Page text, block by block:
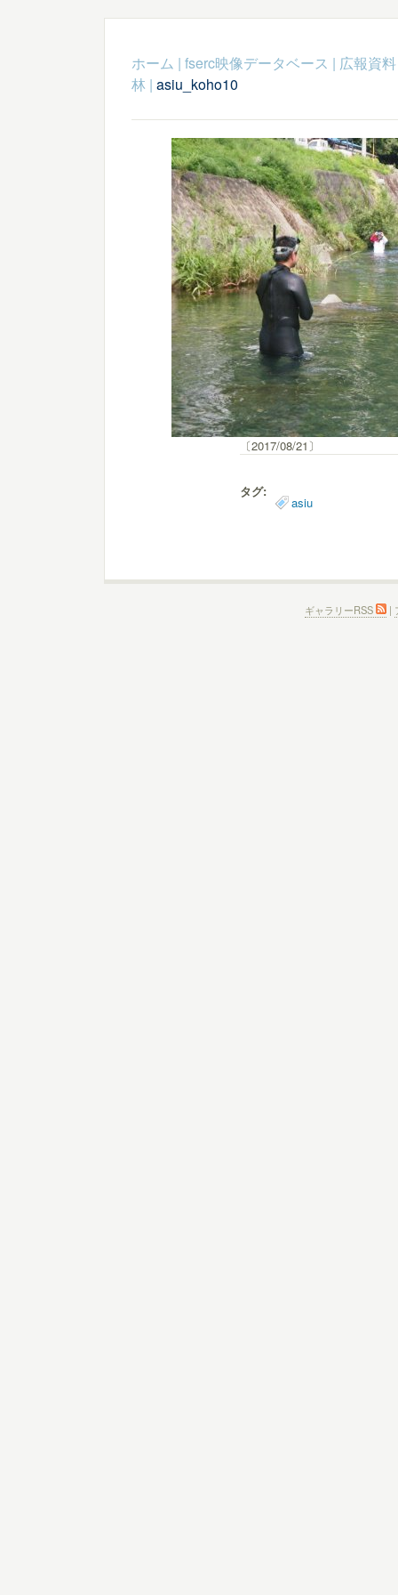
ホーム | fserc映像データベース | 広報資料
林 | asiu_koho10
〔2017/08/21〕
タグ:
asiu
ギャラリーRSS |